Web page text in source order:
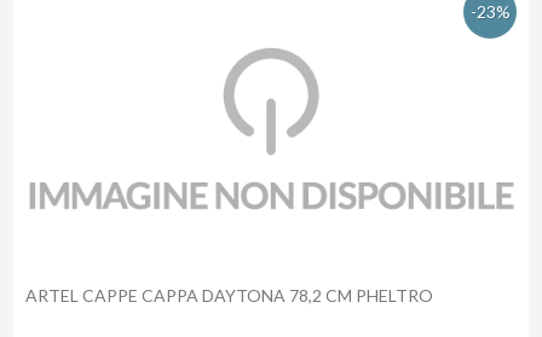
-23%
ARTEL CAPPE CAPPA DAYTONA 78,2 CM PHELTRO